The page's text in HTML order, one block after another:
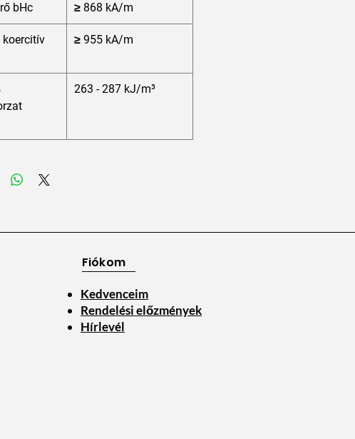
bHc ≥ 868 kA/m
koercitív
≥ 955 kA/m
263 - 287 kJ/m³
Fiókom
Kedvenceim
Rendelési előzmények
Hírlevél